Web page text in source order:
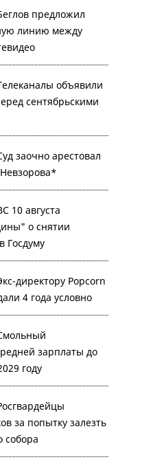
предложил
линию между
объявили
сентябрьскими
заочно арестовал
10 августа
о снятии
Госдуму
директору Popcorn
4 года условно
зарплаты до
году
за попытку залезть
собора